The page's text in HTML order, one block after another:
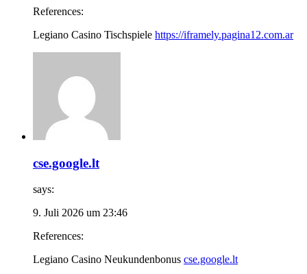
References:
Legiano Casino Tischspiele https://iframely.pagina12.com.ar
cse.google.lt
says:
9. Juli 2026 um 23:46
References:
Legiano Casino Neukundenbonus cse.google.lt